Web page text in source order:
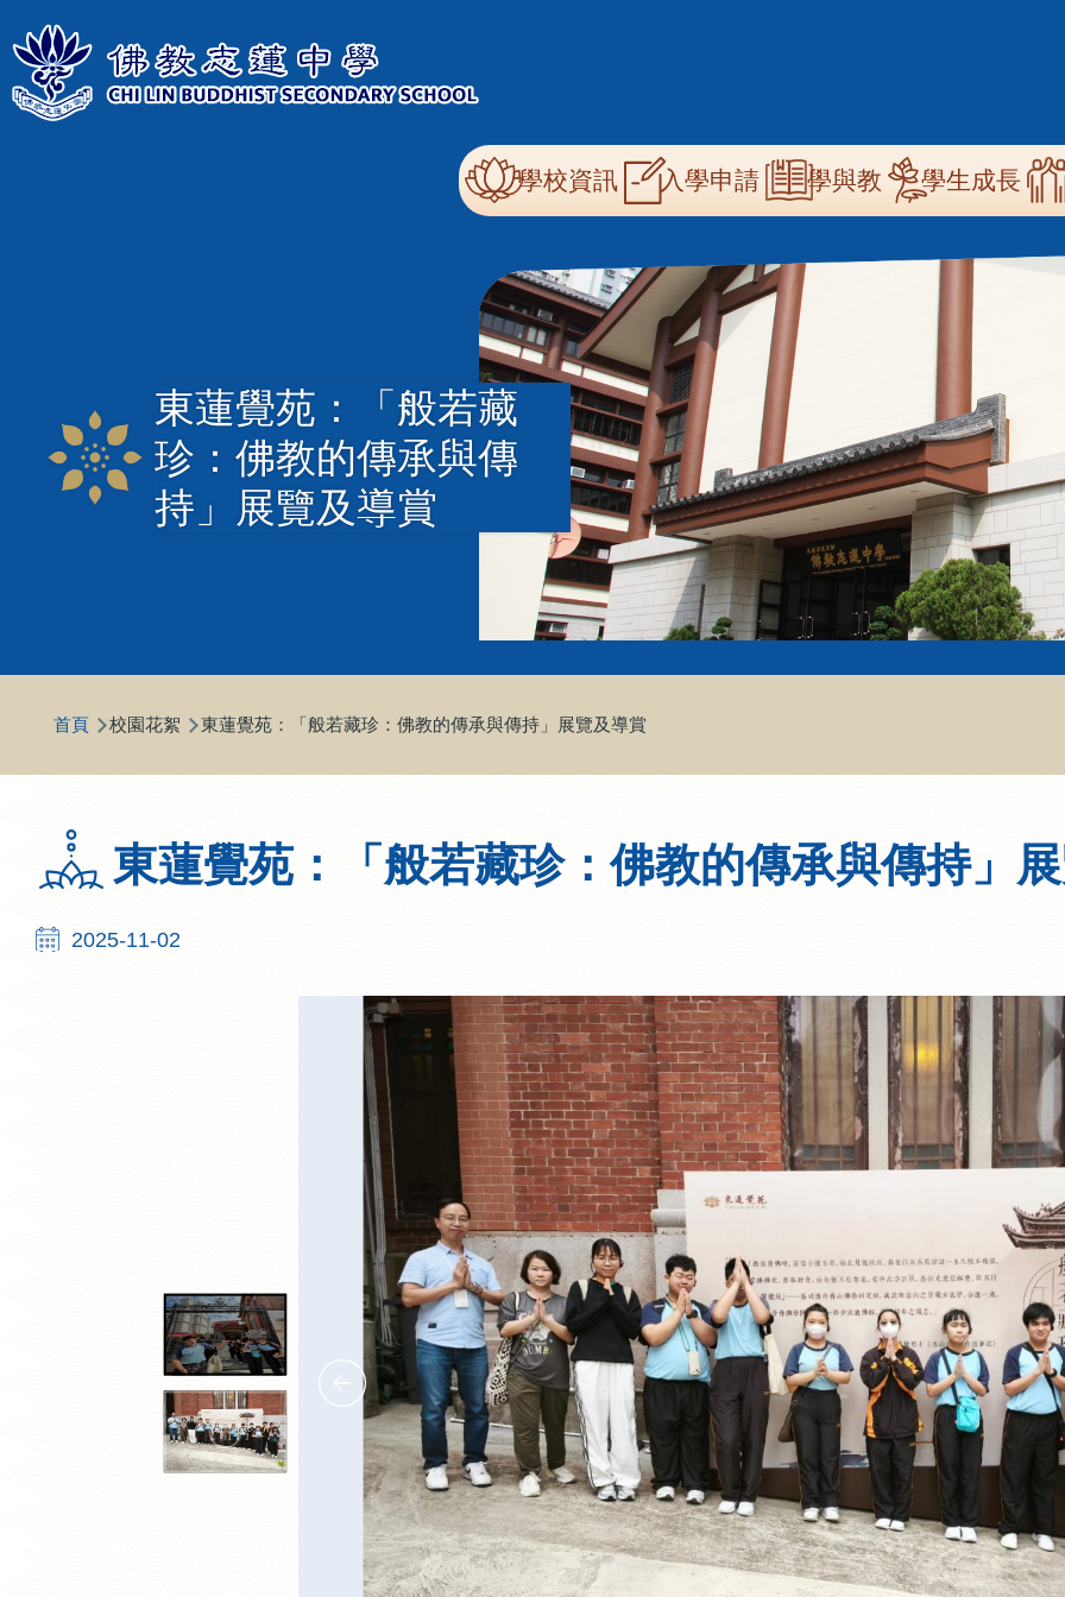
移至主內容
Main
navigation
學校資訊 入學申請 學與教 學生成長
東蓮覺苑：「般若藏
珍：佛教的傳承與傳
持」展覽及導賞
航
連
結
首頁 校園花絮 東蓮覺苑：「般若藏珍：佛教的傳承與傳持」展覽及導賞
東蓮覺苑：「般若藏珍：佛教的傳承與傳持」
2025-11-02